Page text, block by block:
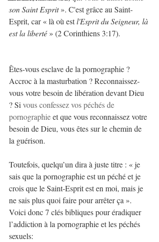
son Saint Esprit ». C'est grâce au Saint-
Esprit, car « là où est l'Esprit du Seigneur, là
est la liberté » (2 Corinthiens 3:17).
Êtes-vous esclave de la pornographie ?
Accroc à la masturbation ? Reconnaissez-
vous votre besoin de libération devant Dieu
? Si vous confessez vos péchés de
pornographieet que vous reconnaissez votre
besoin de Dieu, vous êtes sur le chemin de
la guérison.
Toutefois, quelqu’un dira à juste titre : « je
sais que la pornographie est un péché et je
crois que le Saint-Esprit est en moi, mais je
ne sais plus quoi faire pour arrêter ça ».
Voici donc 7 clés bibliques pour éradiquer
l’addiction à la pornographie et les péchés
sexuels: